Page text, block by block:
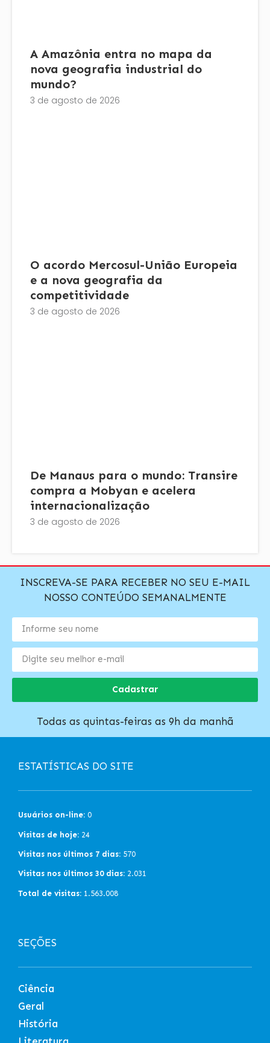
A Amazônia entra no mapa da
nova geografia industrial do
mundo?
3 de agosto de 2026
O acordo Mercosul-União Europeia
e a nova geografia da
competitividade
3 de agosto de 2026
De Manaus para o mundo: Transire
compra a Mobyan e acelera
internacionalização
3 de agosto de 2026
INSCREVA-SE PARA RECEBER NO SEU E-MAIL
NOSSO CONTEÚDO SEMANALMENTE
Cadastrar
Todas as quintas-feiras as 9h da manhã
ESTATÍSTICAS DO SITE
Usuários on-line: 0
Visitas de hoje: 24
Visitas nos últimos 7 dias: 570
Visitas nos últimos 30 dias: 2.031
Total de visitas: 1.563.008
SEÇÕES
Ciência
Geral
História